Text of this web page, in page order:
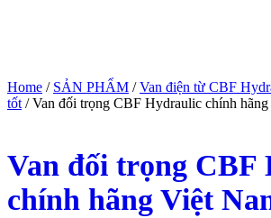
Home / SẢN PHẨM /Van điện từ CBF
tốt / Van đối trọng CBF Hydraulic chính
Van đối trọng CBF
chính hãng Việt